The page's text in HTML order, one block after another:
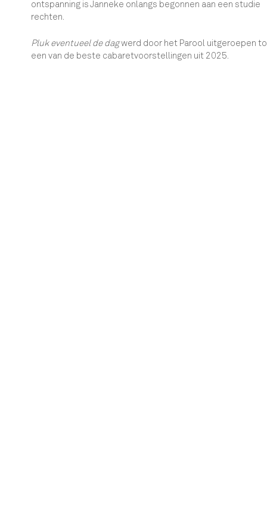
ontspanning is Janneke onlangs begonnen aan een studie
rechten.
Pluk eventueel de dagwerd door het Parool uitgeroepen
een van de beste cabaretvoorstellingen uit 2025.